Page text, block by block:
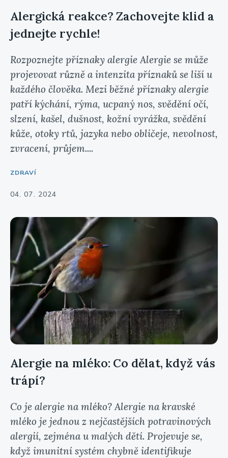
Alergická reakce? Zachovejte klid a
jednejte rychle!
Rozpoznejte příznaky alergie Alergie se může
projevovat různě a intenzita příznaků se liší u
každého člověka. Mezi běžné příznaky alergie
patří kýchání, rýma, ucpaný nos, svědění očí,
slzení, kašel, dušnost, kožní vyrážka, svědění
kůže, otoky rtů, jazyka nebo obličeje, nevolnost,
zvracení, průjem....
ZDRAVÍ
04. 07. 2024
Alergie na mléko: Co dělat, když vás
trápí?
Co je alergie na mléko? Alergie na kravské
mléko je jednou z nejčastějších potravinových
alergií, zejména u malých dětí. Projevuje se,
když imunitní systém chybně identifikuje